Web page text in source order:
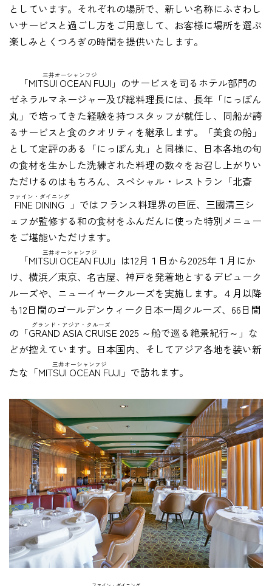
としています。それぞれの場所で、新しい名称にふさわし
いサービスと過ごし方をご用意して、お客様に場所を選ぶ
楽しみとくつろぎの時間を提供いたします。
三井オーシャンフジ
「MITSUI OCEAN FUJI」 のサービスを司るホテル部門の
ゼネラルマネージャー及び総料理長には、長年「にっぽん
丸」で培ってきた経験を持つスタッフが就任し、同船が誇
るサービスと食のクオリティを継承します。「美食の船」
として定評のある「にっぽん丸」と同様に、日本各地の旬
の食材を生かした洗練された料理の数々をお召し上がりい
ただけるのはもちろん、スペシャル・レストラン「北斎
ファイン・ダイニング
FINE DINING
」ではフランス料理界の巨匠、三國清三シ
ェフが監修する和の食材をふんだんに使った特別メニュー
をご堪能いただけます。
三井オーシャンフジ
「MITSUI OCEAN FUJI」 は12月１日から2025年１月にか
け、横浜／東京、名古屋、神戸を発着地とするデビューク
ルーズや、ニューイヤークルーズを実施します。４月以降
も12日間のゴールデンウィーク日本一周クルーズ、66日間
の
グランド・アジア・クルーズ
「GRAND ASIA CRUISE 2025 ～船で巡る絶景紀行～」な
どが控えています。日本国内、そしてアジア各地を装い新
たな
三井オーシャンフジ
「MITSUI OCEAN FUJI」 で訪れます。